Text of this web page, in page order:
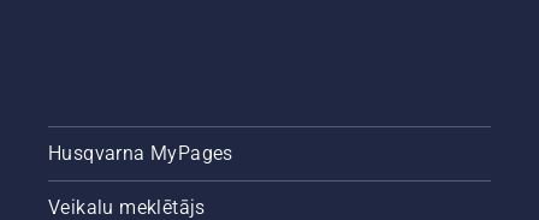
Husqvarna MyPages
Veikalu meklētājs